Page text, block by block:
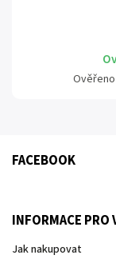
FACEBOOK
INFORMACE PRO
Jak nakupovat